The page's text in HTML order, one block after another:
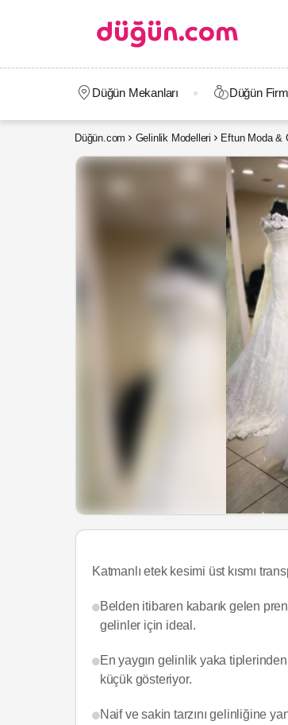
Düğün Mekanları Düğün
Düğün.com Gelinlik Modelleri Eftun Moda &
Katmanlı etek kesimi üst kısmı
Belden itibaren kabarık gelen
gelinler için ideal.
En yaygın gelinlik yaka
küçük gösteriyor.
Naif ve sakin tarzını gelinliğine